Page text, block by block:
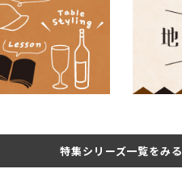
特集シリーズ一覧をみる